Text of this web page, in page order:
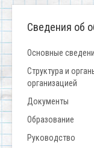
Сведения об
Основные
Структура и
организацией
Документы
Образование
Руководство